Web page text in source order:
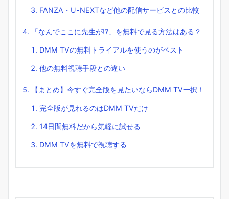
FANZA・U-NEXTなど他の配信サービスとの比較
「なんでここに先生が!?」を無料で見る方法はある？
DMM TVの無料トライアルを使うのがベスト
他の無料視聴手段との違い
【まとめ】今すぐ完全版を見たいならDMM TV一択！
完全版が見れるのはDMM TVだけ
14日間無料だから気軽に試せる
DMM TVを無料で視聴する